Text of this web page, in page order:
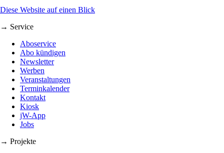
Diese Website auf einen Blick
→ Service
Aboservice
Abo kündigen
Newsletter
Werben
Veranstaltungen
Terminkalender
Kontakt
Kiosk
jW-App
Jobs
→ Projekte